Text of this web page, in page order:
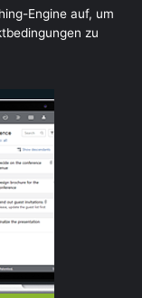
Engine auf, um
zu